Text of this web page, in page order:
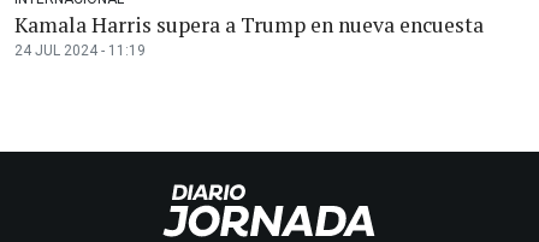
Kamala Harris supera a Trump en nueva encuesta
24 JUL 2024 - 11:19